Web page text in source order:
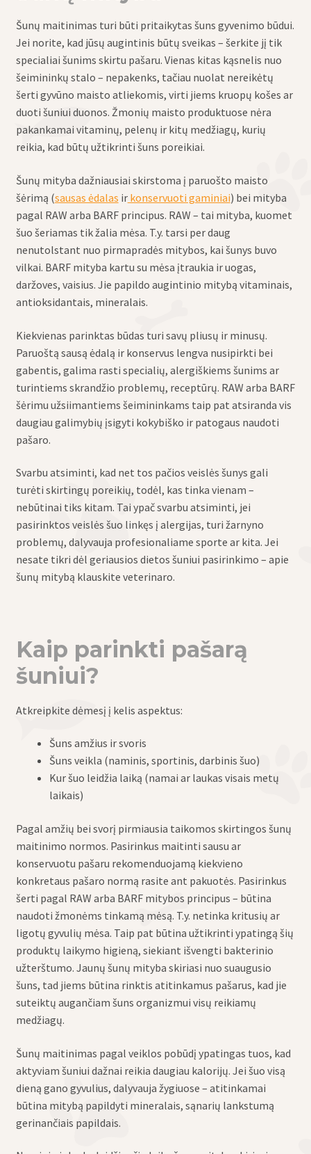
Šunų maitinimas turi būti pritaikytas šuns gyvenimo būdui.
Jei norite, kad jūsų augintinis būtų sveikas – šerkite jį tik
specialiai šunims skirtu pašaru. Vienas kitas kąsnelis nuo
šeimininkų stalo – nepakenks, tačiau nuolat nereikėtų
šerti gyvūno maisto atliekomis, virti jiems kruopų košes ar
duoti šuniui duonos. Žmonių maisto produktuose nėra
pakankamai vitaminų, pelenų ir kitų medžiagų, kurių
reikia, kad būtų užtikrinti šuns poreikiai.
Šunų mityba dažniausiai skirstoma į paruošto maisto
šėrimą (sausas ėdalas irkonservuoti gaminiai) bei mityba
pagal RAW arba BARF principus. RAW – tai mityba, kuomet
šuo šeriamas tik žalia mėsa. T.y. tarsi per daug
nenutolstant nuo pirmapradės mitybos, kai šunys buvo
vilkai. BARF mityba kartu su mėsa įtraukia ir uogas,
daržoves, vaisius. Jie papildo augintinio mitybą vitaminais,
antioksidantais, mineralais.
Kiekvienas parinktas būdas turi savų pliusų ir minusų.
Paruoštą sausą ėdalą ir konservus lengva nusipirkti bei
gabentis, galima rasti specialių, alergiškiems šunims ar
turintiems skrandžio problemų, receptūrų. RAW arba BARF
šėrimu užsiimantiems šeimininkams taip pat atsiranda vis
daugiau galimybių įsigyti kokybiško ir patogaus naudoti
pašaro.
Svarbu atsiminti, kad net tos pačios veislės šunys gali
turėti skirtingų poreikių, todėl, kas tinka vienam –
nebūtinai tiks kitam. Tai ypač svarbu atsiminti, jei
pasirinktos veislės šuo linkęs į alergijas, turi žarnyno
problemų, dalyvauja profesionaliame sporte ar kita. Jei
nesate tikri dėl geriausios dietos šuniui pasirinkimo – apie
šunų mitybą klauskite veterinaro.
Kaip parinkti pašarą
šuniui?
Atkreipkite dėmesį į kelis aspektus:
Šuns amžius ir svoris
Šuns veikla (naminis, sportinis, darbinis šuo)
Kur šuo leidžia laiką (namai ar laukas visais metų
laikais)
Pagal amžių bei svorį pirmiausia taikomos skirtingos šunų
maitinimo normos. Pasirinkus maitinti sausu ar
konservuotu pašaru rekomenduojamą kiekvieno
konkretaus pašaro normą rasite ant pakuotės. Pasirinkus
šerti pagal RAW arba BARF mitybos principus – būtina
naudoti žmonėms tinkamą mėsą. T.y. netinka kritusių ar
ligotų gyvulių mėsa. Taip pat būtina užtikrinti ypatingą šių
produktų laikymo higieną, siekiant išvengti bakterinio
užterštumo. Jaunų šunų mityba skiriasi nuo suaugusio
šuns, tad jiems būtina rinktis atitinkamus pašarus, kad jie
suteiktų augančiam šuns organizmui visų reikiamų
medžiagų.
Šunų maitinimas pagal veiklos pobūdį ypatingas tuos, kad
aktyviam šuniui dažnai reikia daugiau kalorijų. Jei šuo visą
dieną gano gyvulius, dalyvauja žygiuose – atitinkamai
būtina mitybą papildyti mineralais, sąnarių lankstumą
gerinančiais papildais.